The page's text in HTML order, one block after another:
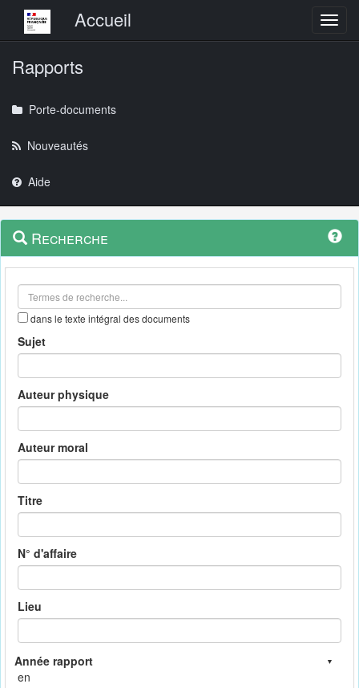
Menu principalAccueil
Rapports
Porte-documents
Nouveautés
Aide
Navigation
outils
Menu
contextuel
Recherche
dans le texte intégral des documents
Sujet
Auteur physique
Auteur moral
Titre
N° d'affaire
Lieu
en